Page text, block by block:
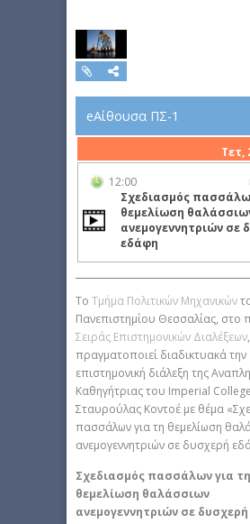
eΑίθουσα ΠΣ-1
Τετ,
12:00
Σχεδιασμός
θεμελίωση
ανεμογεννητριών σε
εδάφη
Το Τμήμα Πολιτικών Μηχανικών
Πανεπιστημίου Θεσσαλίας, στο
Σειράς Επιστημονικών Διαλέξεων,
πραγματοποιεί διαδικτυακά την
επιστημονική διάλεξη της
Καθηγήτριας του Imperial
Σταυρούλας Κοντοέ με θέμα
πασσάλων για τη θεμελίωση
ανεμογεννητριών σε δυσχερή
Σχεδιασμός πασσάλων για τη
θεμελίωση θαλάσσιων
ανεμογεννητριών σε